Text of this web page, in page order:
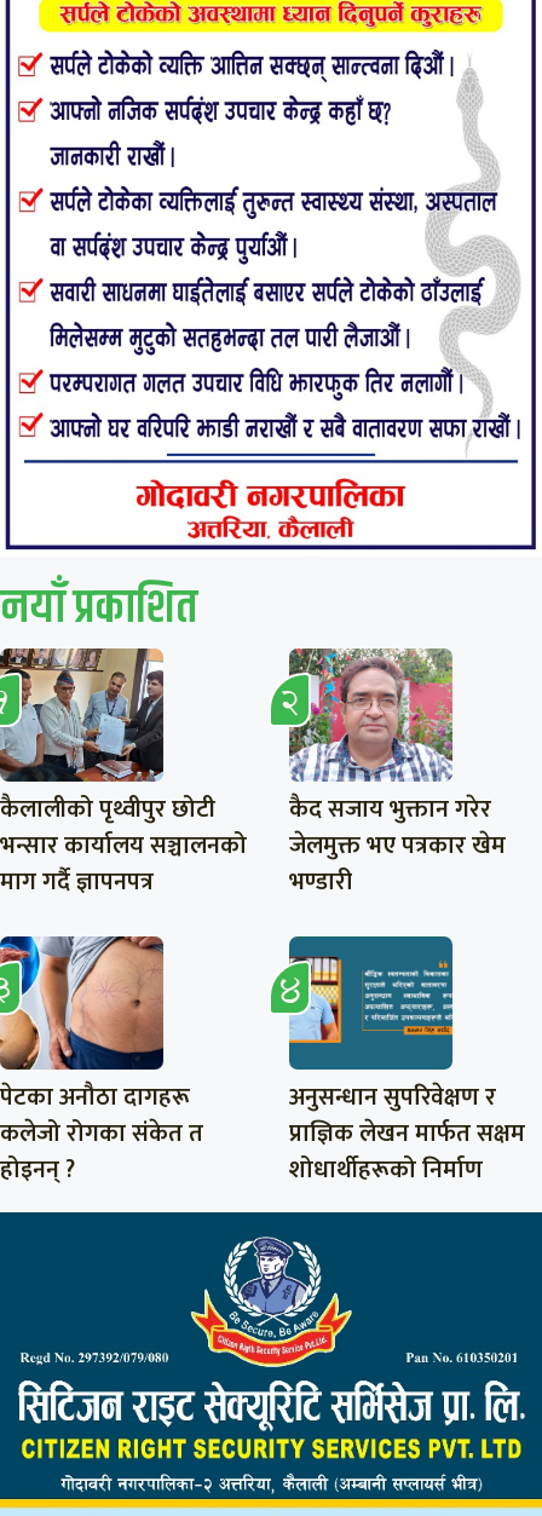
नयाँ प्रकाशित
कैलालीको पृथ्वीपुर छोटी
भन्सार कार्यालय सञ्चालनको
माग गर्दै ज्ञापनपत्र
कैद सजाय भुक्तान गरेर
जेलमुक्त भए पत्रकार खेम
भण्डारी
पेटका अनौठा दागहरू
कलेजो रोगका संकेत त
होइनन् ?
अनुसन्धान सुपरिवेक्षण र
प्राज्ञिक लेखन मार्फत सक्षम
शोधार्थीहरूको निर्माण